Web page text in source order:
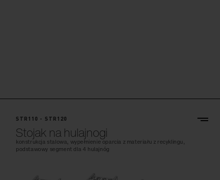
STR110 - STR120
Stojak na hulajnogi
konstrukcja stalowa, wypełnienie oparcia z materiału z recyklingu,
podstawowy segment dla 4 hulajnóg